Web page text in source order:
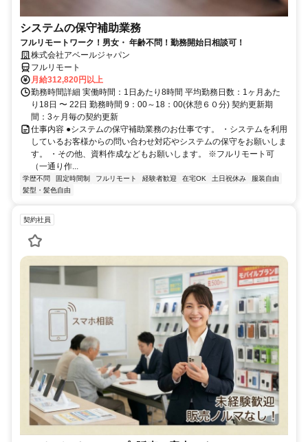
システムの保守補助業務
フルリモートワーク！男女・ 年齢不問！勤務開始日相談可！
株式会社アベールジャパン
フルリモート
月給312,820円以上
勤務時間詳細 実働時間：1日あたり8時間 平均勤務日数：1ヶ月あた
り18日 〜 22日 勤務時間 9：00～18：00(休憩６０分) 契約更新期
間：3ヶ月毎の契約更新
仕事内容 ●システムの保守補助業務のお仕事です。 ・システムを利用
しているお客様からの問い合わせ対応やシステムの保守をお願いしま
す。 ・その他、資料作成などもお願いします。 ※フルリモート可
（一通り作...
学歴不問 固定時間制 フルリモート 経験者歓迎 在宅OK 土日祝休み
服装自由
髪型・髪色自由
契約社員